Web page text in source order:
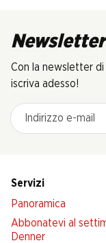
Newsletter
Con la newsletter di
iscriva adesso!
Indirizzo e-mail
Servizi
Panoramica
Abbonatevi al
Denner